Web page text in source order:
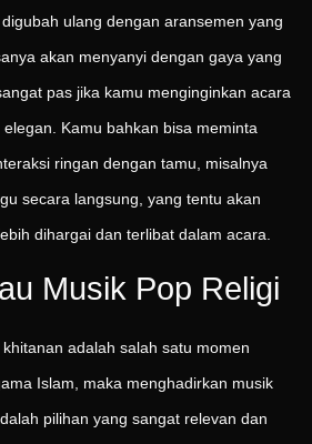
ulang dengan aransemen yang
akan menyanyi dengan gaya yang
pas jika kamu menginginkan acara
elegan. Kamu bahkan bisa meminta
ringan dengan tamu, misalnya
secara langsung, yang tentu akan
dihargai dan terlibat dalam acara.
Musik Pop Religi
adalah salah satu momen
Islam, maka menghadirkan musik
pilihan yang sangat relevan dan